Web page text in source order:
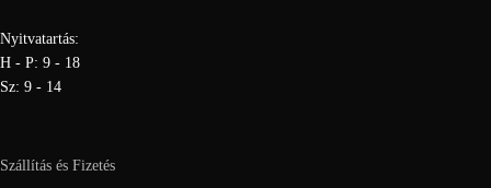
Nyitvatartás:
H - P: 9 - 18
Sz: 9 - 14
Szállítás és Fizetés